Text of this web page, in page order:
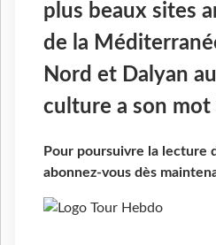
plus beaux sites
de la
Nord et Dalyan
culture a son mot
Pour poursuivre la lecture
abonnez-vous dès